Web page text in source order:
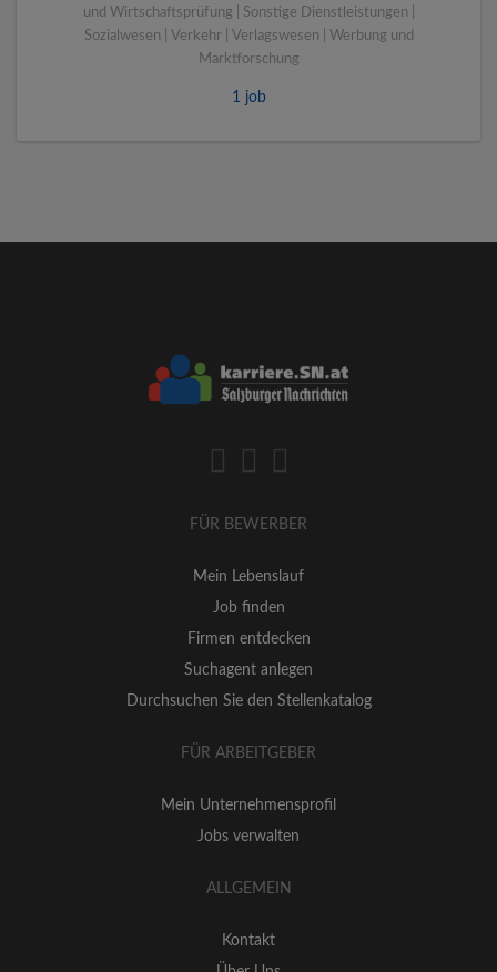
und Wirtschaftsprüfung | Sonstige Dienstleistungen |
Sozialwesen | Verkehr | Verlagswesen | Werbung und
Marktforschung
1 job
FÜR BEWERBER
Mein Lebenslauf
Job finden
Firmen entdecken
Suchagent anlegen
Durchsuchen Sie den Stellenkatalog
FÜR ARBEITGEBER
Mein Unternehmensprofil
Jobs verwalten
ALLGEMEIN
Kontakt